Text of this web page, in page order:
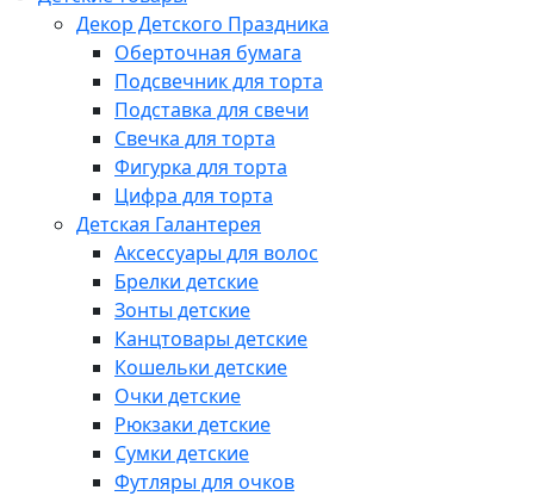
Декор Детского Праздника
Оберточная бумага
Подсвечник для торта
Подставка для свечи
Свечка для торта
Фигурка для торта
Цифра для торта
Детская Галантерея
Аксессуары для волос
Брелки детские
Зонты детские
Канцтовары детские
Кошельки детские
Очки детские
Рюкзаки детские
Сумки детские
Футляры для очков